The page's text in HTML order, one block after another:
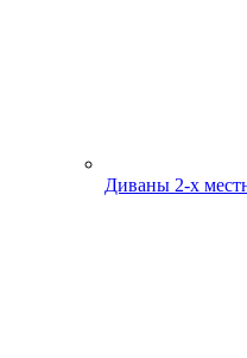
Диваны 2-х